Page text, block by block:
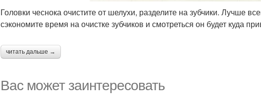
Головки чеснока очистите от шелухи, разделите на зубчики. Лучше
сэкономите время на очистке зубчиков и смотреться он будет куда
читать дальше →
Вас может заинтересовать